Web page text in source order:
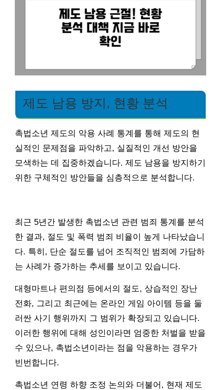
제도 남용 방지, 현황 분석
촉법소년 제도의 악용 사례 통계를 통해 제도의 현
실적인 문제점을 파악하고, 실질적인 개선 방안을
모색하는 데 집중하겠습니다. 제도 남용을 방지하기
위한 구체적인 방안들을 심층적으로 분석합니다.
최근 5년간 발생한 촉법소년 관련 범죄 통계를 분석
한 결과, 절도 및 폭력 범죄 비율이 높게 나타났습니
다. 특히, 단순 절도를 넘어 조직적인 범죄에 가담하
는 사례가 증가하는 추세를 보이고 있습니다.
대형마트나 편의점 등에서의 절도, 상습적인 장난
전화, 그리고 최근에는 온라인 게임 아이템 등을 둘
러싼 사기 행위까지 그 범위가 확장되고 있습니다.
이러한 행위에 대해 성인이라면 엄중한 처벌을 받을
수 있으나, 촉법소년이라는 점을 악용하는 경우가
빈번합니다.
촉법소년 연령 하향 조정 논의와 더불어, 현재 제도